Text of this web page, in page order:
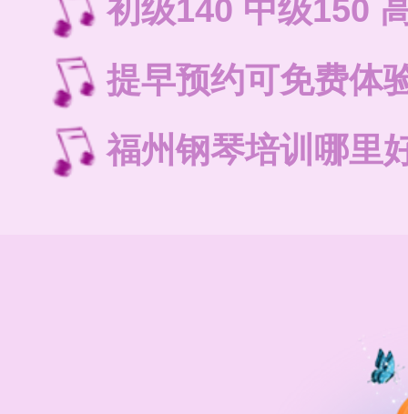
初级140 中级150
提早预约可免费体
福州钢琴培训哪里